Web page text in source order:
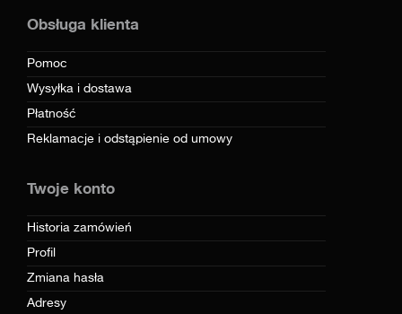
Obsługa klienta
Pomoc
Wysyłka i dostawa
Płatność
Reklamacje i odstąpienie od umowy
Twoje konto
Historia zamówień
Profil
Zmiana hasła
Adresy